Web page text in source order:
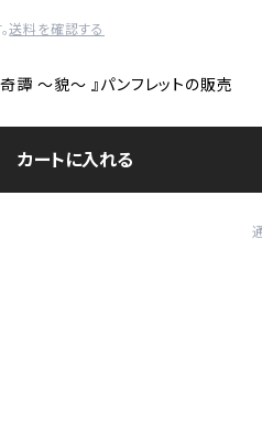
送料を確認する
譚 〜貌〜 』パンフレットの販売
カートに入れる